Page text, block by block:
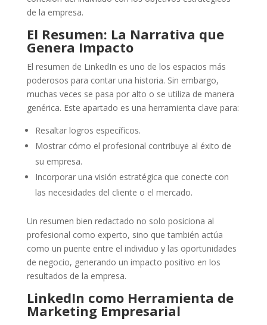
de la empresa.
El Resumen: La Narrativa que
Genera Impacto
El resumen de LinkedIn es uno de los espacios más
poderosos para contar una historia. Sin embargo,
muchas veces se pasa por alto o se utiliza de manera
genérica. Este apartado es una herramienta clave para:
Resaltar logros específicos.
Mostrar cómo el profesional contribuye al éxito de
su empresa.
Incorporar una visión estratégica que conecte con
las necesidades del cliente o el mercado.
Un resumen bien redactado no solo posiciona al
profesional como experto, sino que también actúa
como un puente entre el individuo y las oportunidades
de negocio, generando un impacto positivo en los
resultados de la empresa.
LinkedIn como Herramienta de
Marketing Empresarial